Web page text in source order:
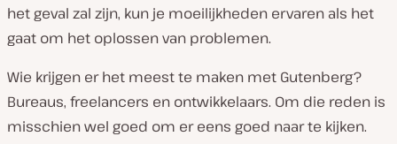
het geval zal zijn, kun je moeilijkheden ervaren als het
gaat om het oplossen van problemen.
Wie krijgen er het meest te maken met Gutenberg?
Bureaus, freelancers en ontwikkelaars. Om die reden is
misschien wel goed om er eens goed naar te kijken.